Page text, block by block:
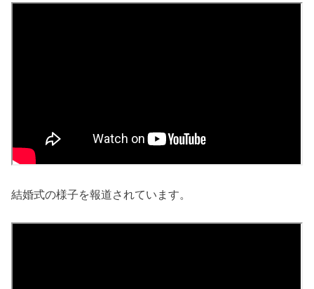
結婚式の様子を報道されています。